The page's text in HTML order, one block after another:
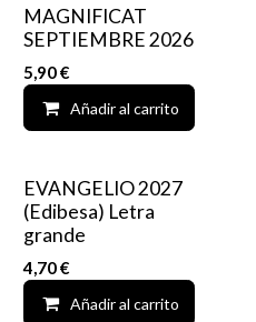
Add to wishlist
MAGNIFICAT
SEPTIEMBRE 2026
5,90€
Añadir al carrito
Add to wishlist
EVANGELIO 2027
(Edibesa) Letra
grande
4,70€
Añadir al carrito